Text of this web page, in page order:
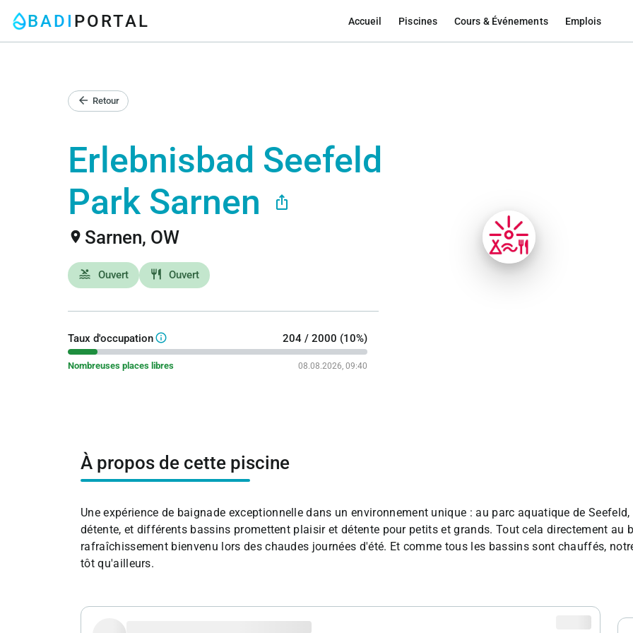
BADI PORTAL Accueil Piscines Cours & Événements Emplois
arrow_back Retour
Erlebnisbad Seefeld
Park Sarnen ios_share
location_on Sarnen, OW
pool Ouvert restaurant Ouvert
Taux d'occupationinfo_outline 204 / 2000 (10%)
Nombreuses places libres 08.08.2026, 09:40
À propos de cette piscine
Une expérience de baignade exceptionnelle dans un environnement unique : au parc aquatique de
détente, et différents bassins promettent plaisir et détente pour petits et grands. Tout cela directement au
rafraîchissement bienvenu lors des chaudes journées d'été. Et comme tous les bassins sont chauffés,
tôt qu'ailleurs.